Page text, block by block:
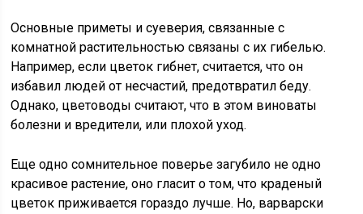
Основные приметы и суеверия, связанные с
комнатной растительностью связаны с их гибелью.
Например, если цветок гибнет, считается, что он
избавил людей от несчастий, предотвратил беду.
Однако, цветоводы считают, что в этом виноваты
болезни и вредители, или плохой уход.
Еще одно сомнительное поверье загубило не одно
красивое растение, оно гласит о том, что краденый
цветок приживается гораздо лучше. Но, варварски